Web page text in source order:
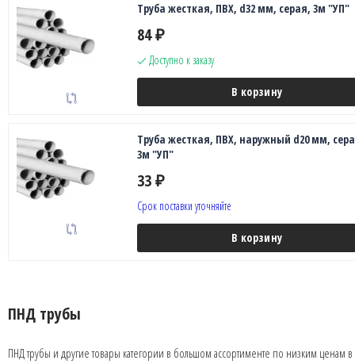
Труба жесткая, ПВХ, d32 мм, серая, 3м "УП"
84 ₽
Доступно к заказу
В корзину
Труба жесткая, ПВХ, наружный d20 мм,
3м "УП"
33 ₽
Срок поставки уточняйте
В корзину
ПНД трубы
ПНД трубы и другие товары категории в большом ассортименте по низким ценам